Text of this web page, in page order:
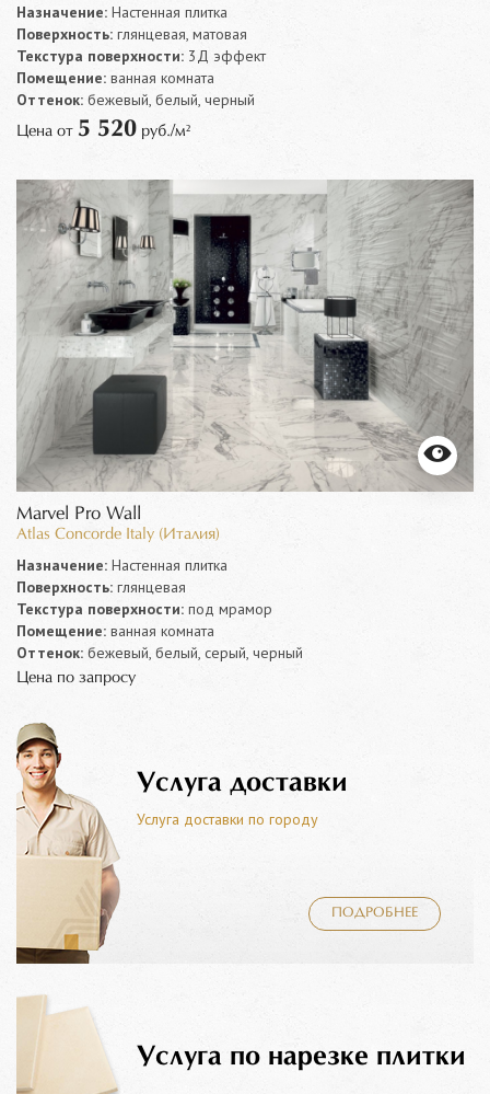
Назначение: Настенная плитка
Поверхность: глянцевая, матовая
Текстура поверхности: 3Д эффект
Помещение: ванная комната
Оттенок: бежевый, белый, черный
Цена от 5 520 руб./м²
Marvel Pro Wall
Atlas Concorde Italy (Италия)
Назначение: Настенная плитка
Поверхность: глянцевая
Текстура поверхности: под мрамор
Помещение: ванная комната
Оттенок: бежевый, белый, серый, черный
Цена по запросу
Услуга доставки
Услуга доставки по городу
ПОДРОБНЕЕ
Услуга по нарезке плитки